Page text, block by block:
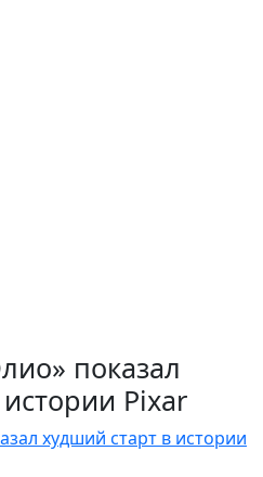
показал
Pixar
худший старт в истории